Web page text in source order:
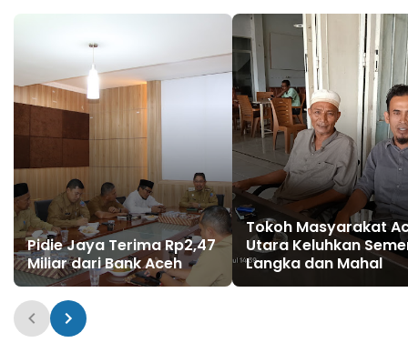
Pidie Jaya Terima Rp2,47
Miliar dari Bank Aceh
Tokoh Masyarakat
Utara Keluhkan
Langka dan Mahal